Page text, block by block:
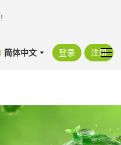
!
简体中文 登录 注册